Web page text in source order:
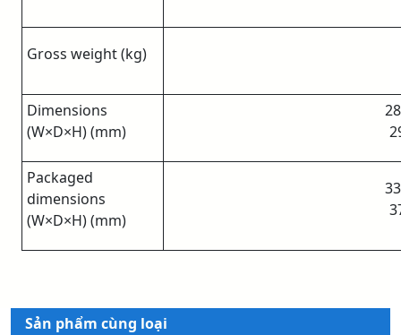
Gross weight (kg)
Dimensions
(W×D×H) (mm)
Packaged
dimensions
(W×D×H) (mm)
Sản phẩm cùng loại